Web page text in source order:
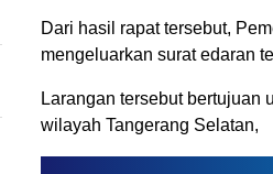
Dari hasil rapat tersebut,
mengeluarkan surat edaran
Larangan tersebut bertujuan
wilayah Tangerang Selatan,